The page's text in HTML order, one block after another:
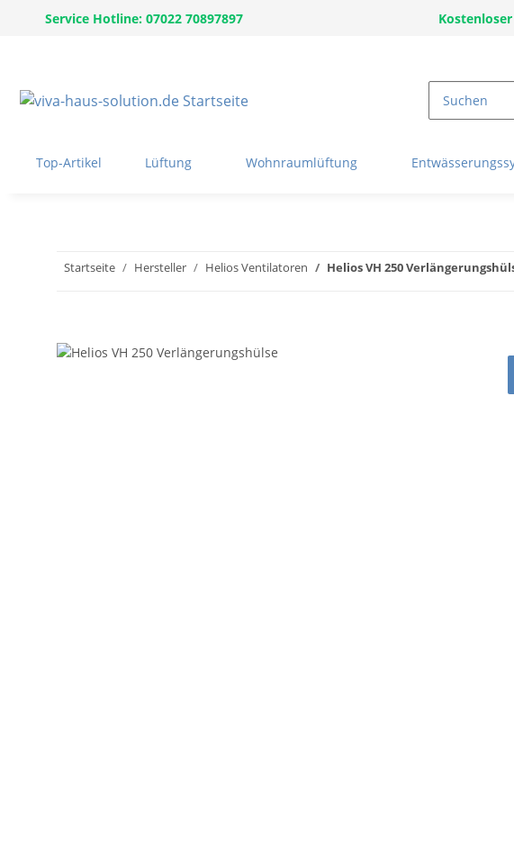
Service Hotline: 07022 70897897
Top-Artikel Lüftung Wohnraumlüftung
Startseite Hersteller Helios Ventilatoren Helios VH 250